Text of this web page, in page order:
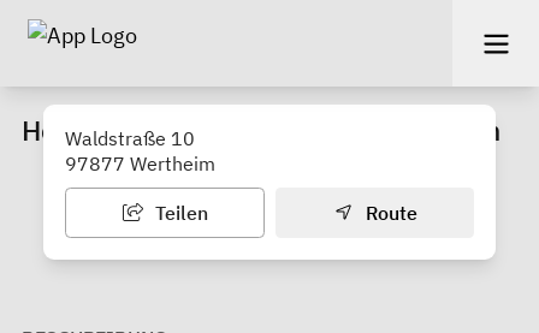
Hebamme Claudia Munzinger-Nafroth
Waldstraße 10
97877 Wertheim
Teilen Route